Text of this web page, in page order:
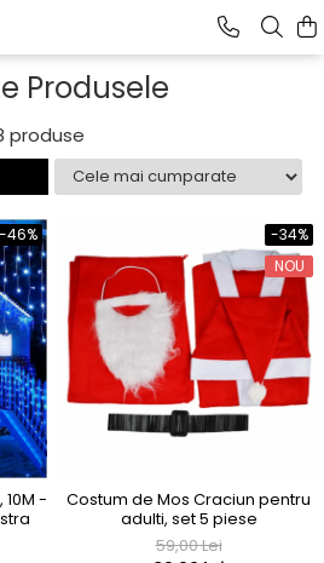
Produsele
produse
-46%
-
-34%
NOU
Costum de Mos Craciun pentru
adulti, set 5 piese
59,00 Lei